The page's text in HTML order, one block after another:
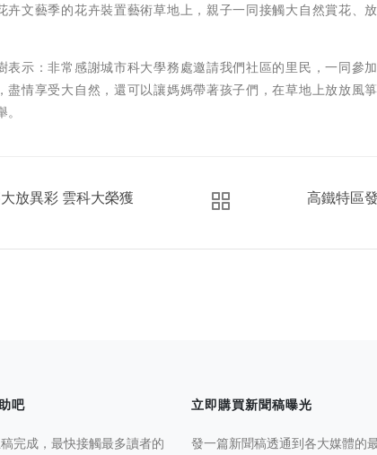
卉文藝季的花卉裝置藝術草地上，親子一同接觸大自然賞花、
表示：非常感謝城市科大學務處邀請我們社區的里民，一同參
盡情享受大自然，還可以讓媽媽帶著孩子們，在草地上放放風
放異彩 雲科大榮獲
高鐵特區
吧
完成，最快接觸最多讀者的
立即購買新聞稿曝光
發一篇新聞稿透通到各大媒體的